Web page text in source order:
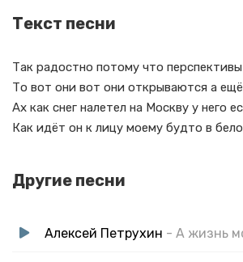
Текст песни
Так радостно потому что перспективы
То вот они вот они открываются а
Ах как снег налетел на Москву у него
Как идёт он к лицу моему будто в
Другие песни
Алексей Петрухин - А жизнь